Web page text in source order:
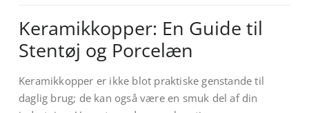
Keramikkopper: En Guide til
Stentøj og Porcelæn
Keramikkopper er ikke blot praktiske genstande til
daglig brug; de kan også være en smuk del af din